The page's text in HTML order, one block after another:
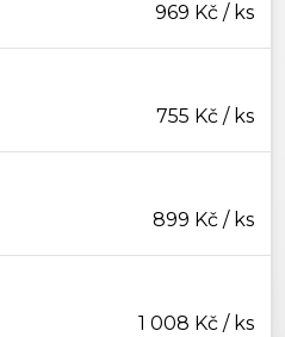
969 Kč / ks
755 Kč / ks
899 Kč / ks
1 008 Kč / ks